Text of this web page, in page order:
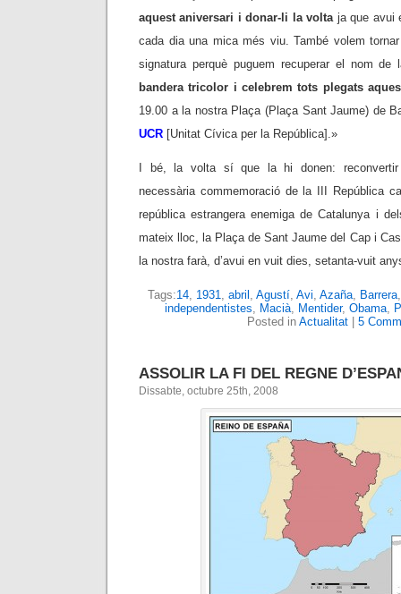
aquest aniversari i donar-li la voltaja que avui
cada dia una mica més viu. També volem
signatura perquè puguem recuperar el nom
bandera tricolor i celebrem tots plegats
19.00 a la nostra Plaça (Plaça Sant Jaume) de
UCR [Unitat Cívica per la República].»
I bé, la volta sí que la hi donen:
necessària commemoració de la III República
república estrangera enemiga de Catalunya i
mateix lloc, la Plaça de Sant Jaume del Cap i
la nostra farà, d’avui en vuit dies, setanta-vuit
Tags:14, 1931, abril , Agustí, Avi, Azaña, Barrera
independentistes, Macià, Mentider, Obama,
Posted in Actualitat| 5
ASSOLIR LA FI DEL REGNE
Dissabte, octubre 25th, 2008